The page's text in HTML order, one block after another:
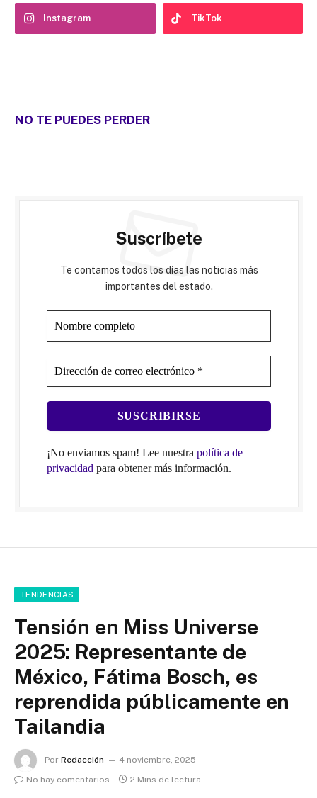
Instagram TikTok
NO TE PUEDES PERDER
Suscríbete
Te contamos todos los días las noticias más
importantes del estado.
¡No enviamos spam! Lee nuestra política de
privacidad para obtener más información.
TENDENCIAS
Tensión en Miss Universe
2025: Representante de
México, Fátima Bosch, es
reprendida públicamente en
Tailandia
Por Redacción
4 noviembre, 2025
No hay comentarios
2 Mins de lectura